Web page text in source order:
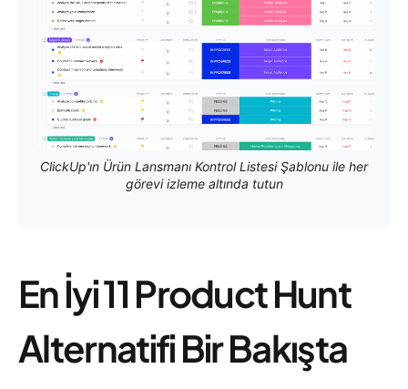
ClickUp'ın Ürün Lansmanı Kontrol Listesi Şablonu ile her
görevi izleme altında tutun
En İyi 11 Product Hunt
Alternatifi Bir Bakışta